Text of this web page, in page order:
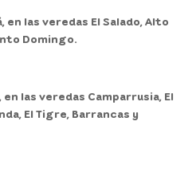
en las veredas El Salado, Alto
Domingo.
en las veredas Camparrusia, El
El Tigre, Barrancas y